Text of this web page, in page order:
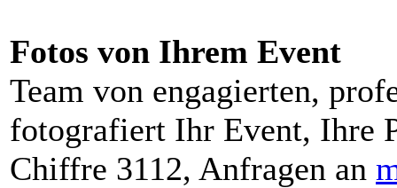
Fotos von Ihrem Event
Team von engagierten,
fotografiert Ihr Event, Ihre
Chiffre 3112, Anfragen an